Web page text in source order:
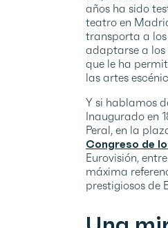
años ha sido
teatro en
transporta a
adaptarse a
que le ha
las artes
Y si hablamos
Inaugurado en
Peral, en la
Congreso de
Eurovisión,
máxima
prestigiosos de